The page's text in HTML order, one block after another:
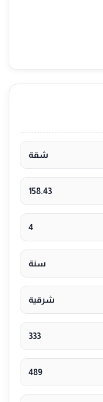
شقة
158.43
4
سنة
شرقية
333
489